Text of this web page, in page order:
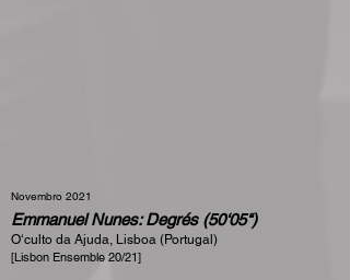
Novembro 2021
Emmanuel Nunes: Degrés (50‘05‘‘)
O‘culto da Ajuda, Lisboa (Portugal)
[Lisbon Ensemble 20/21]